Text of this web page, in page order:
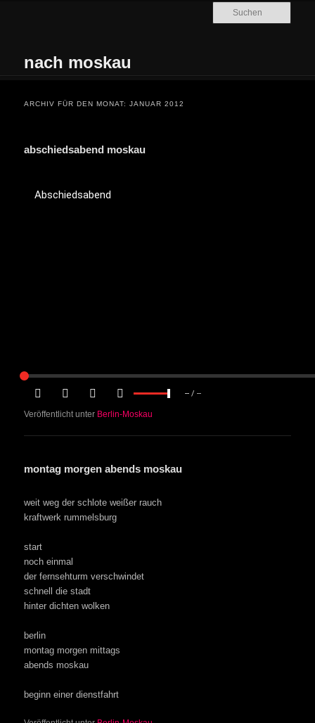
nach moskau
ARCHIV FÜR DEN MONAT:JANUAR 2012
abschiedsabend moskau
Abschiedsabend
-- / --
Veröffentlicht unter Berlin-Moskau
montag morgen abends moskau
weit weg der schlote weißer rauch
kraftwerk rummelsburg
start
noch einmal
der fernsehturm verschwindet
schnell die stadt
hinter dichten wolken
berlin
montag morgen mittags
abends moskau
beginn einer dienstfahrt